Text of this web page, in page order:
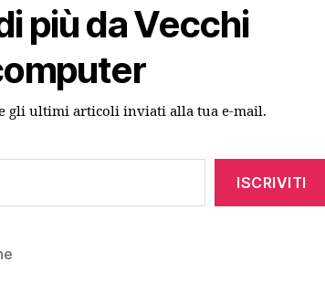
più da Vecchi
gli ultimi articoli inviati alla tua e-mail.
ISCRIVITI